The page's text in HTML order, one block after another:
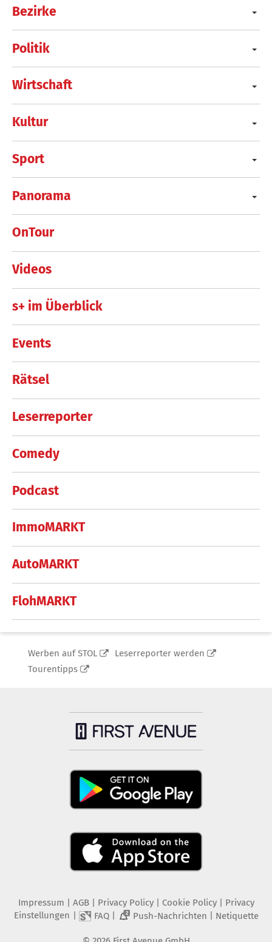
Bezirke
Politik
Wirtschaft
Kultur
Sport
Panorama
OnTour
Videos
s+ im Überblick
Events
Rätsel
Leserreporter
Comedy
Podcast
ImmoMARKT
AutoMARKT
FlohMARKT
Werben auf STOL
Leserreporter werden
Tourentipps
Impressum AGB Privacy Policy| Cookie Policy| Privacy
Einstellungen
FAQ| 2 Push-Nachrichten Netiquette